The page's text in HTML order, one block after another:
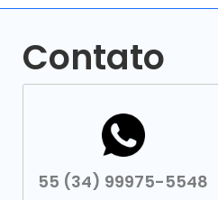
Contato
55 (34) 99975-5548